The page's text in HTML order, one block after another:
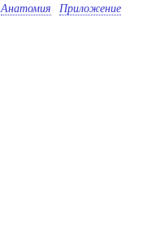
Анатомия Приложение